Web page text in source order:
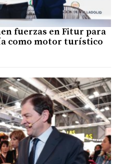
fuerzas en Fitur para
como motor turístico